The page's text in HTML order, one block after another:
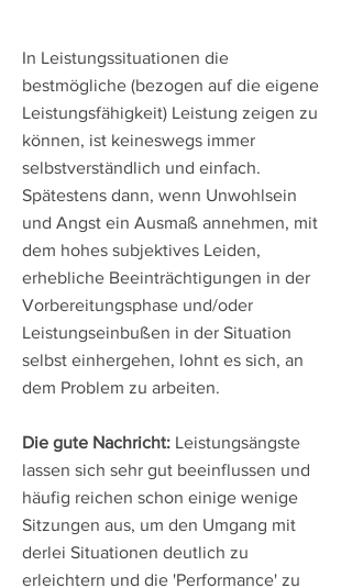
In Leistungssituationen die
bestmögliche (bezogen auf die eigene
Leistungsfähigkeit) Leistung zeigen zu
können, ist keineswegs immer
selbstverständlich und einfach.
Spätestens dann, wenn Unwohlsein
und Angst ein Ausmaß annehmen, mit
dem hohes subjektives Leiden,
erhebliche Beeinträchtigungen in der
Vorbereitungsphase und/oder
Leistungseinbußen in der Situation
selbst einhergehen, lohnt es sich, an
dem Problem zu arbeiten.
Die gute Nachricht: Leistungsängste
lassen sich sehr gut beeinflussen und
häufig reichen schon einige wenige
Sitzungen aus, um den Umgang mit
derlei Situationen deutlich zu
erleichtern und die 'Performance' zu